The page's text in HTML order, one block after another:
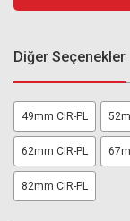
Diğer Seçenekler
49mm CIR-PL
62mm CIR-PL
82mm CIR-PL